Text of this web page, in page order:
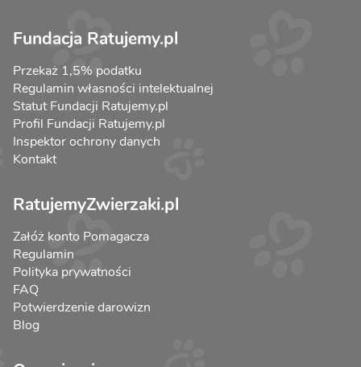
Fundacja Ratujemy.pl
Przekaż 1,5% podatku
Regulamin własności intelektualnej
Statut Fundacji Ratujemy.pl
Profil Fundacji Ratujemy.pl
Inspektor ochrony danych
Kontakt
RatujemyZwierzaki.pl
Załóż konto Pomagacza
Regulamin
Polityka prywatności
FAQ
Potwierdzenie darowizn
Blog